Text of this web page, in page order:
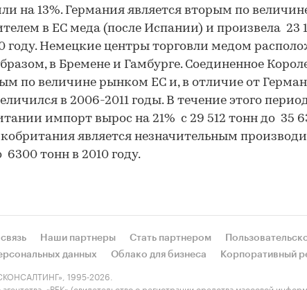
на 13%. Германия является вторым по
в ЕС меда (после Испании) и произвела 23
году. Немецкие центры торговли медом
в Бремене и Гамбурге. Соединенное
по величине рынком ЕС и, в отличие от
в 2006-2011 годы. В течение этого
импорт вырос на 21% с 29 512 тонн до 35
является незначительным
6300 тонн в 2010 году.
Наши партнеры Стать партнером
данных
Облако для бизнеса Корпоративный
1995-2026.